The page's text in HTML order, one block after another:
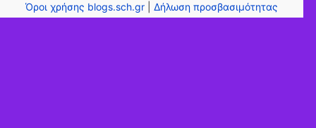
Όροι χρήσης blogs.sch.gr |Δήλωση προσβασιμότητας